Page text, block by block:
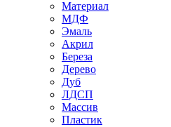
Материал
МДФ
Эмаль
Акрил
Береза
Дерево
Дуб
ЛДСП
Массив
Пластик